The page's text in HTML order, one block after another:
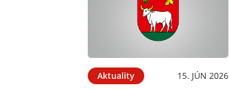
Aktuality 15. JÚN 2026